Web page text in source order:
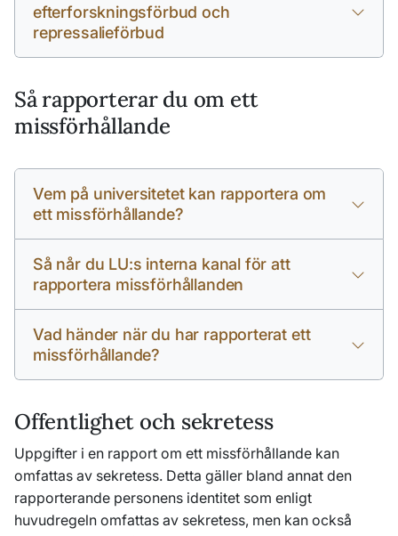
efterforskningsförbud och
repressalieförbud
Så rapporterar du om ett
missförhållande
Vem på universitetet kan rapportera om
ett missförhållande?
Så når du LU:s interna kanal för att
rapportera missförhållanden
Vad händer när du har rapporterat ett
missförhållande?
Offentlighet och sekretess
Uppgifter i en rapport om ett missförhållande kan
omfattas av sekretess. Detta gäller bland annat den
rapporterande personens identitet som enligt
huvudregeln omfattas av sekretess, men kan också